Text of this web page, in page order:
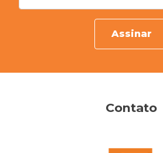
Assinar
Contato